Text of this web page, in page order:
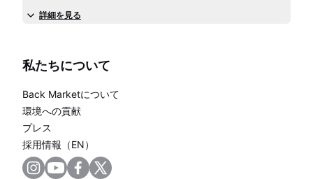
詳細を見る
私たちについて
Back Marketについて
環境への貢献
プレス
採用情報（EN）